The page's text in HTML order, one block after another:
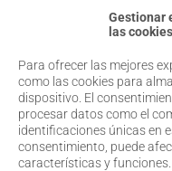
Gestionar
las cookies
Para ofrecer las mejores
como las cookies para
dispositivo. El
procesar datos como el
identificaciones únicas en
consentimiento, puede
características y funciones.
968 20 87 67
admin@coorm.org
Miguel Vivancos, 4
30007 Murcia